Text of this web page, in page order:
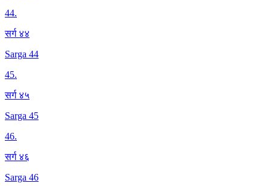
44.
सर्ग ४४
Sarga 44
45.
सर्ग ४५
Sarga 45
46.
सर्ग ४६
Sarga 46